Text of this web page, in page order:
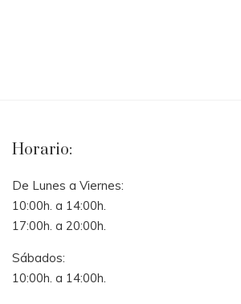
Horario:
De Lunes a Viernes:
10:00h. a 14:00h.
17:00h. a 20:00h.
Sábados:
10:00h. a 14:00h.